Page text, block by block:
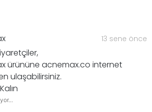
13 sene önce
ürününe acnemax.co internet
ulaşabilirsiniz.